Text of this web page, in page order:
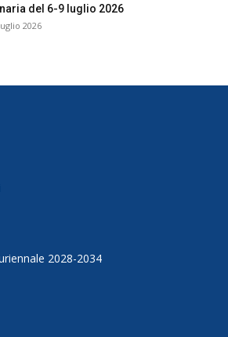
del 6-9 luglio 2026
2026
2028-2034